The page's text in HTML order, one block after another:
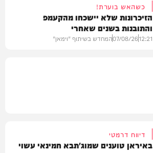
כשהאש בוערת!
הזיכרונות שלא יישכחו מהקעמפ
והתובנות בשנים שאחרי
12:21
07/08/26המחדש בשיתוף "וימאן"
דיווח דרמטי
באיראן טוענים שמוג'תבא חמינאי עשוי